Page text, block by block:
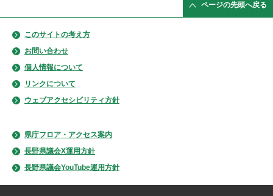
ページの先頭へ戻る
このサイトの考え方
お問い合わせ
個人情報について
リンクについて
ウェブアクセシビリティ方針
県庁フロア・アクセス案内
長野県議会X運用方針
長野県議会YouTube運用方針